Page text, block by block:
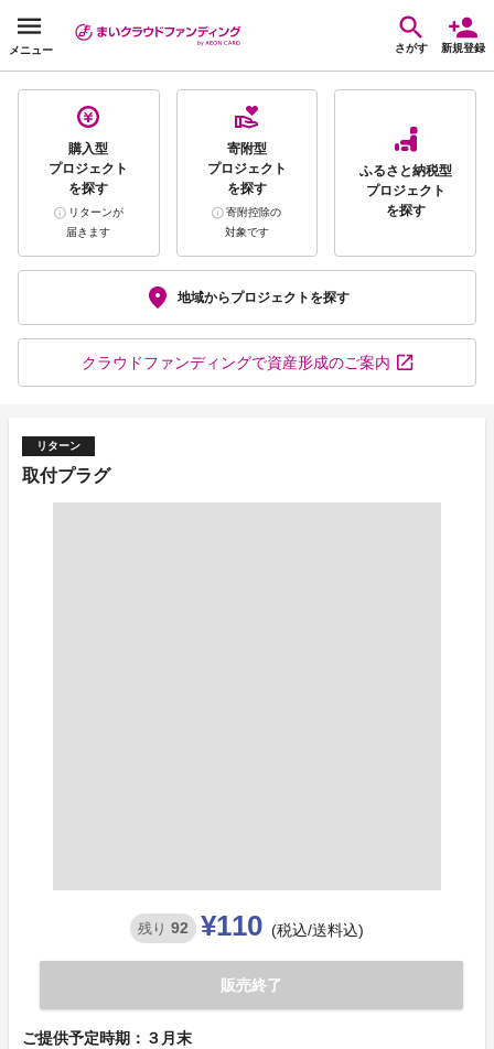
メニュー さがす 新規登録
購入型
プロジェクト
を探す
リターンが
届きます
寄附型
プロジェクト
を探す
寄附控除の
対象です
ふるさと納税型
プロジェクト
を探す
地域からプロジェクトを探す
クラウドファンディングで資産形成のご案内
リターン
取付プラグ
残り 92 ¥110 (税込/送料込)
販売終了
ご提供予定時期：３月末